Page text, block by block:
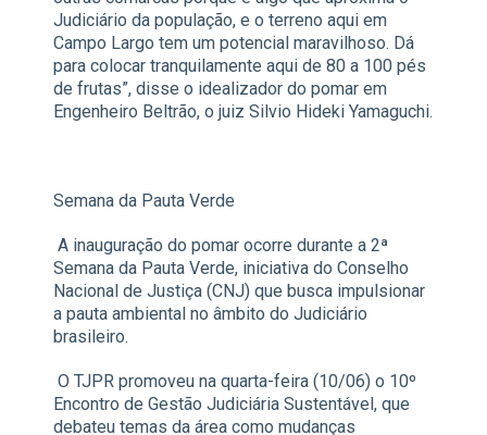
Judiciário da população, e o terreno aqui em
Campo Largo tem um potencial maravilhoso. Dá
para colocar tranquilamente aqui de 80 a 100 pés
de frutas”, disse o idealizador do pomar em
Engenheiro Beltrão, o juiz Silvio Hideki Yamaguchi.
Semana da Pauta Verde
A inauguração do pomar ocorre durante a 2ª
Semana da Pauta Verde, iniciativa do Conselho
Nacional de Justiça (CNJ) que busca impulsionar
a pauta ambiental no âmbito do Judiciário
brasileiro.
O TJPR promoveu na quarta-feira (10/06) o 10º
Encontro de Gestão Judiciária Sustentável, que
debateu temas da área como mudanças